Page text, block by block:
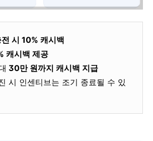
시 10% 캐시백
캐시백 제공
30만 원까지 캐시백 지급
시 인센티브는 조기 종료될 수 있